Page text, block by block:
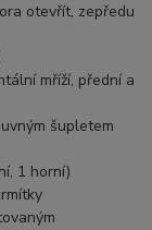
otevřít, zepředu
mříží, přední a
šupletem
1 horní)